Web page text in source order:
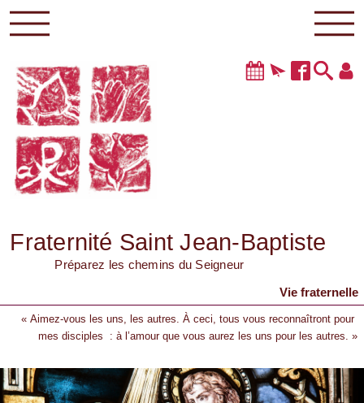
Fraternité Saint Jean-Baptiste
Préparez les chemins du Seigneur
Vie fraternelle
« Aimez-vous les uns, les autres. À ceci, tous vous reconnaîtront pour
mes disciples : à l’amour que vous aurez les uns pour les autres. »